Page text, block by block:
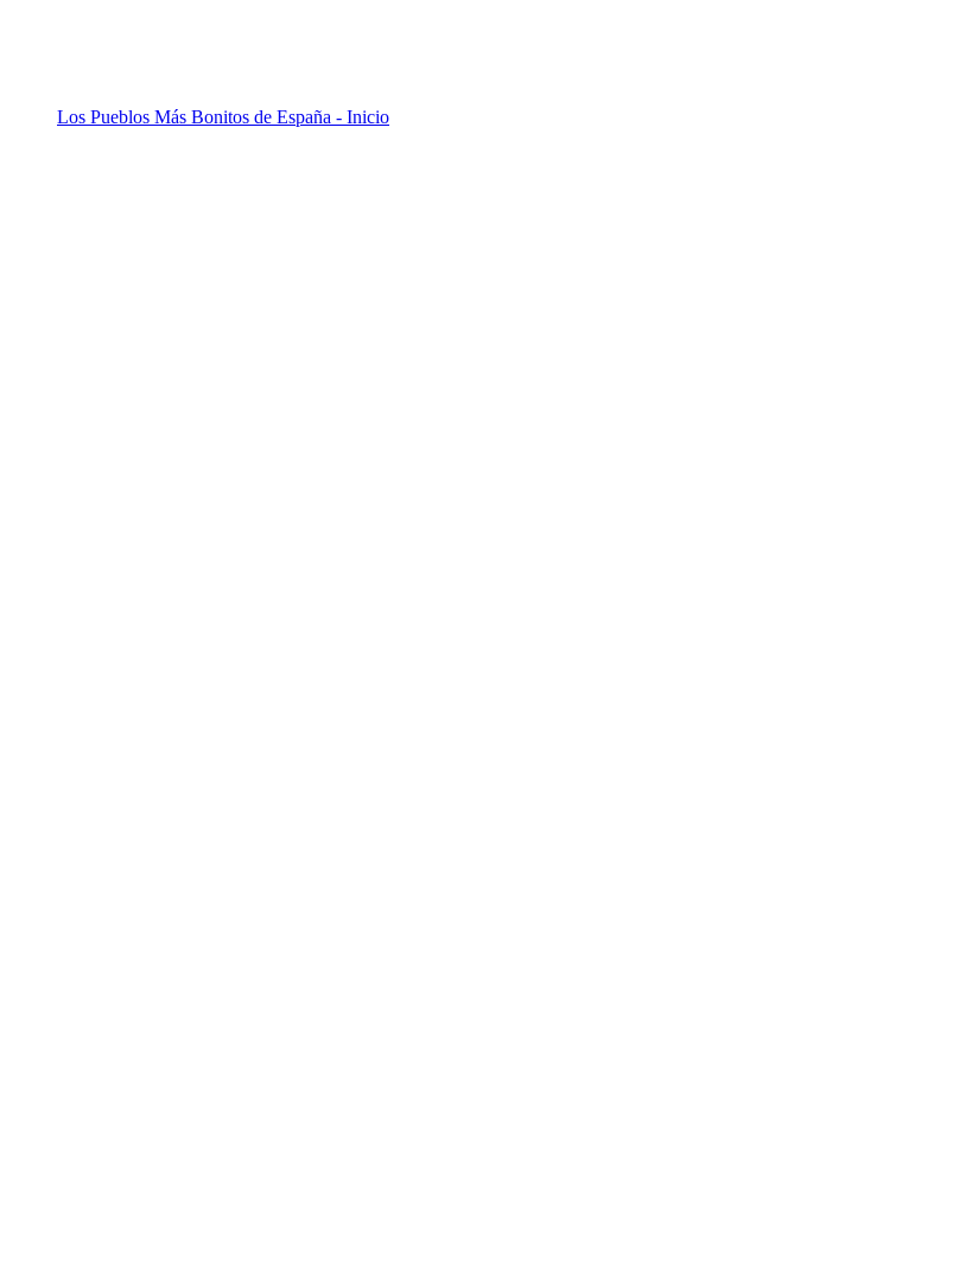
Los Pueblos Más Bonitos de España - Inicio